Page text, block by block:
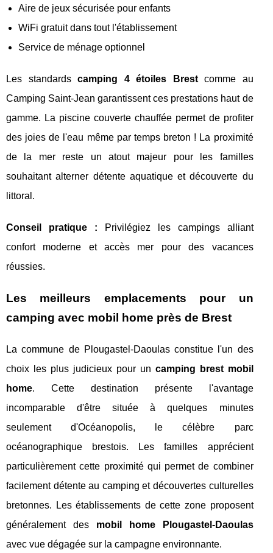
Aire de jeux sécurisée pour enfants
WiFi gratuit dans tout l'établissement
Service de ménage optionnel
Les standardscamping 4 étoiles Brestcomme au
Camping Saint-Jean garantissent ces prestations haut de
gamme. La piscine couverte chauffée permet de profiter
des joies de l'eau même par temps breton ! La proximité
de la mer reste un atout majeur pour les familles
souhaitant alterner détente aquatique et découverte du
littoral.
Conseil pratique : Privilégiez les campings alliant
confort moderne et accès mer pour des vacances
réussies.
Les meilleurs emplacements pour un
camping avec mobil home près de Brest
La commune de Plougastel-Daoulas constitue l'un des
choix les plus judicieux pour un camping brest mobil
home. Cette destination présente l'avantage
incomparable d'être située à quelques minutes
seulement d'Océanopolis, le célèbre parc
océanographique brestois. Les familles apprécient
particulièrement cette proximité qui permet de combiner
facilement détente au camping et découvertes culturelles
bretonnes. Les établissements de cette zone proposent
généralement des mobil home Plougastel-Daoulas
avec vue dégagée sur la campagne environnante.